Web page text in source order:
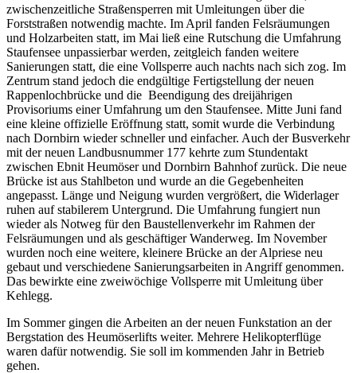
zwischenzeitliche Straßensperren mit Umleitungen über die
Forststraßen notwendig machte. Im April fanden Felsräumungen
und Holzarbeiten statt, im Mai ließ eine Rutschung die Umfahrung
Staufensee unpassierbar werden, zeitgleich fanden weitere
Sanierungen statt, die eine Vollsperre auch nachts nach sich zog. Im
Zentrum stand jedoch die endgültige Fertigstellung der neuen
Rappenlochbrücke und die Beendigung des dreijährigen
Provisoriums einer Umfahrung um den Staufensee. Mitte Juni fand
eine kleine offizielle Eröffnung statt, somit wurde die Verbindung
nach Dornbirn wieder schneller und einfacher. Auch der Busverkehr
mit der neuen Landbusnummer 177 kehrte zum Stundentakt
zwischen Ebnit Heumöser und Dornbirn Bahnhof zurück. Die neue
Brücke ist aus Stahlbeton und wurde an die Gegebenheiten
angepasst. Länge und Neigung wurden vergrößert, die Widerlager
ruhen auf stabilerem Untergrund. Die Umfahrung fungiert nun
wieder als Notweg für den Baustellenverkehr im Rahmen der
Felsräumungen und als geschäftiger Wanderweg. Im November
wurden noch eine weitere, kleinere Brücke an der Alpriese neu
gebaut und verschiedene Sanierungsarbeiten in Angriff genommen.
Das bewirkte eine zweiwöchige Vollsperre mit Umleitung über
Kehlegg.
Im Sommer gingen die Arbeiten an der neuen Funkstation an der
Bergstation des Heumöserlifts weiter. Mehrere Helikopterflüge
waren dafür notwendig. Sie soll im kommenden Jahr in Betrieb
gehen.